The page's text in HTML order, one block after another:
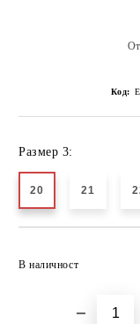
Код:
Размер 3:
20 21
В наличност